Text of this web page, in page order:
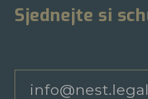
Sjednejte si
info@nest.legal